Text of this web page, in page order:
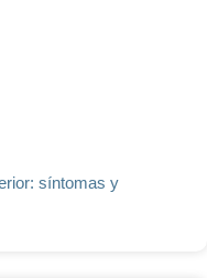
síntomas y